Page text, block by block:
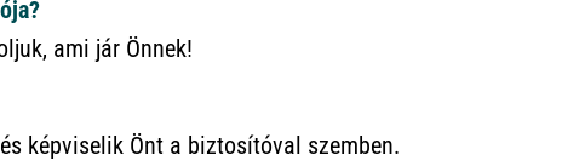
ami jár Önnek!
képviselik Önt a biztosítóval szemben.